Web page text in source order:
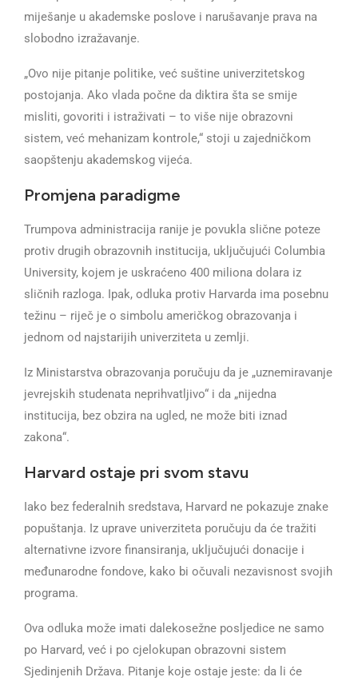
miješanje u akademske poslove i narušavanje prava na
slobodno izražavanje.
„Ovo nije pitanje politike, već suštine univerzitetskog
postojanja. Ako vlada počne da diktira šta se smije
misliti, govoriti i istraživati – to više nije obrazovni
sistem, već mehanizam kontrole,“ stoji u zajedničkom
saopštenju akademskog vijeća.
Promjena paradigme
Trumpova administracija ranije je povukla slične poteze
protiv drugih obrazovnih institucija, uključujući Columbia
University, kojem je uskraćeno 400 miliona dolara iz
sličnih razloga. Ipak, odluka protiv Harvarda ima posebnu
težinu – riječ je o simbolu američkog obrazovanja i
jednom od najstarijih univerziteta u zemlji.
Iz Ministarstva obrazovanja poručuju da je „uznemiravanje
jevrejskih studenata neprihvatljivo“ i da „nijedna
institucija, bez obzira na ugled, ne može biti iznad
zakona“.
Harvard ostaje pri svom stavu
Iako bez federalnih sredstava, Harvard ne pokazuje znake
popuštanja. Iz uprave univerziteta poručuju da će tražiti
alternativne izvore finansiranja, uključujući donacije i
međunarodne fondove, kako bi očuvali nezavisnost svojih
programa.
Ova odluka može imati dalekosežne posljedice ne samo
po Harvard, već i po cjelokupan obrazovni sistem
Sjedinjenih Država. Pitanje koje ostaje jeste: da li će